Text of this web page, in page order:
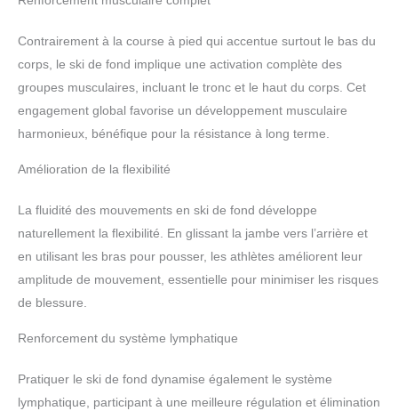
Contrairement à la course à pied qui accentue surtout le bas du
corps, le ski de fond implique une activation complète des
groupes musculaires, incluant le tronc et le haut du corps. Cet
engagement global favorise un développement musculaire
harmonieux, bénéfique pour la résistance à long terme.
Amélioration de la flexibilité
La fluidité des mouvements en ski de fond développe
naturellement la flexibilité. En glissant la jambe vers l’arrière et
en utilisant les bras pour pousser, les athlètes améliorent leur
amplitude de mouvement, essentielle pour minimiser les risques
de blessure.
Renforcement du système lymphatique
Pratiquer le ski de fond dynamise également le système
lymphatique, participant à une meilleure régulation et élimination